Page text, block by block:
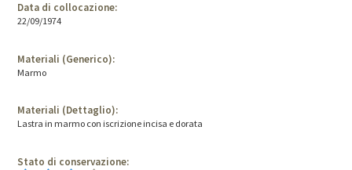
Data di collocazione:
22/09/1974
Materiali (Generico):
Marmo
Materiali (Dettaglio):
Lastra in marmo con iscrizione incisa e dorata
Stato di conservazione: